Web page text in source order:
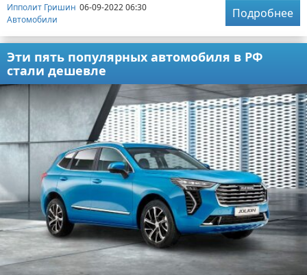
Ипполит Гришин 06-09-2022 06:30
Автомобили
Подробнее
Эти пять популярных автомобиля в РФ
стали дешевле